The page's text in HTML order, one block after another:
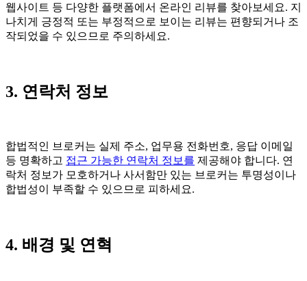
웹사이트 등 다양한 플랫폼에서 온라인 리뷰를 찾아보세요. 지
나치게 긍정적 또는 부정적으로 보이는 리뷰는 편향되거나 조
작되었을 수 있으므로 주의하세요.
3. 연락처 정보
합법적인 브로커는 실제 주소, 업무용 전화번호, 응답 이메일
등 명확하고 접근 가능한 연락처 정보를 제공해야 합니다. 연
락처 정보가 모호하거나 사서함만 있는 브로커는 투명성이나
합법성이 부족할 수 있으므로 피하세요.
4. 배경 및 연혁